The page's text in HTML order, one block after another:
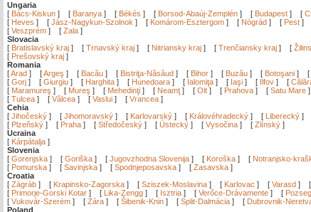
Ungaria
[ Bács-Kiskun ] [ Baranya ] [ Békés ] [ Borsod-Abaúj-Zemplén ] [ Budapest ] [
[ Heves ] [ Jász-Nagykun-Szolnok ] [ Komárom-Esztergom ] [ Nógrád ] [ Pest ]
[ Veszprém ] [ Zala ]
Slovacia
[ Bratislavský kraj ] [ Trnavský kraj ] [ Nitriansky kraj ] [ Trenčiansky kraj ] [
[ Prešovský kraj ]
Romania
[Arad ] [Argeş ] [ Bacău ] [ Bistriţa-Năsăud ] [ Bihor ] [ Buzău ] [ Botoşani ] [
[ Gorj ] [ Giurgiu ] [ Harghita ] [ Hunedoara ] [ Ialomiţa ] [ Iaşi ] [ Ilfov ] [
[ Maramureş ] [ Mureş ] [ Mehedinţi ] [ Neamţ ] [ Olt ] [ Prahova ] [ Satu Mare
[ Tulcea ] [ Vâlcea ] [ Vaslui ] [ Vrancea ]
Cehia
[ Jihočeský ] [ Jihomoravský ] [ Karlovarský ] [ Královéhradecký ] [ Liberecký ]
[ Plzeňský ] [ Praha ] [ Středočeský ] [ Ústecký ] [ Vysočina ] [ Zlínský ]
Ucraina
[ Kárpátalja ]
Slovenia
[ Gorenjska ] [ Goriška ] [ Jugovzhodna Slovenija ] [ Koroška ] [ Notranjsko-
[ Pomurska ] [ Savinjska ] [ Spodnjeposavska ] [ Zasavska ]
Croatia
[ Zágráb ] [ Krapinsko-Zagorska ] [ Sziszek-Moslavina ] [ Karlovac ] [ Varasd ] [
[ Primorje-Gorski Kotar ] [ Lika-Zengg ] [ Isztria ] [ Verőce-Drávamente ] [
[ Vukovár-Szerém ] [ Zára ] [ Šibenik-Knin ] [ Split-Dalmácia ] [ Dubrovnik-
Poland